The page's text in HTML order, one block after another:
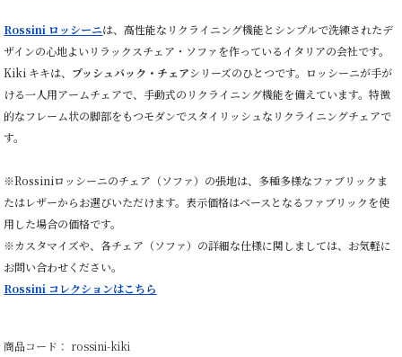
チ
ェ
ア
手
動
リ
ニ
ン
グ
ア
ム
チ
ェ
ア
掛
Rossini ロッシーニは、高性能なリクライニング機能とシンプルで洗練されたデ
ザインの心地よいリラックスチェア・ソファを作っているイタリアの会社です。
Kiki キキは、 プッシュバック・チェアシリーズのひとつです。ロッシーニが手が
ける一人用アームチェアで、手動式のリクライニング機能を備えています。特徴
的なフレーム状の脚部をもつモダンでスタイリッシュなリクライニングチェアで
す。
※Rossiniロッシーニのチェア（ソファ）の張地は、多種多様なファブリックま
たはレザーからお選びいただけます。表示価格はベースとなるファブリックを使
用した場合の価格です。
※カスタマイズや、各チェア（ソファ）の詳細な仕様に関しましては、お気軽に
お問い合わせください。
Rossini コレクションはこちら
商品コード： rossini-kiki